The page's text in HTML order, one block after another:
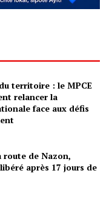
territoire : le MPCE
relancer la
face aux défis
route de Nazon,
après 17 jours de